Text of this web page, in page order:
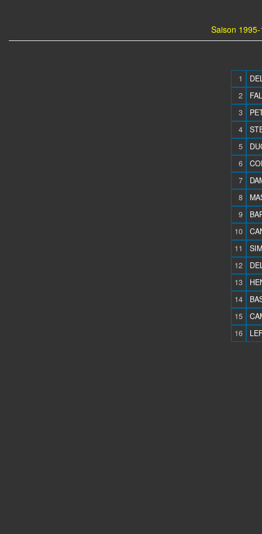
Saison
1
2
3
4
5
6
7
8
9
10
11
12
13
14
15
16